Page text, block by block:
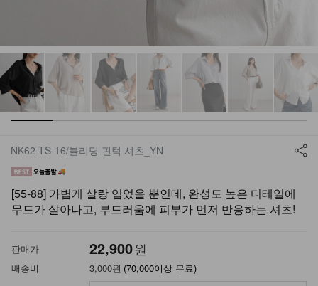
NK62-TS-16/블리딩 핀턱 셔츠_YN
[55-88] 가볍게 살랑 입었을 뿐인데, 완성도 높은 디테일에
무드가 살아나고, 부드러움에 피부가 먼저 반응하는 셔츠!
판매가 22,900원
배송비 3,000원 (70,000이상 무료)